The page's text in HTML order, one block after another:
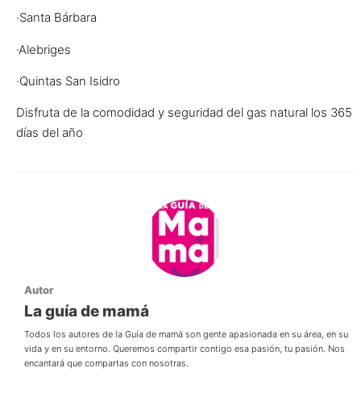
·Santa Bárbara
·Alebriges
·Quintas San Isidro
Disfruta de la comodidad y seguridad del gas natural los 365
días del año
Autor
La guía de mamá
Todos los autores de la Guía de mamá son gente apasionada en su área, en su
vida y en su entorno. Queremos compartir contigo esa pasión, tu pasión. Nos
encantará que compartas con nosotras.